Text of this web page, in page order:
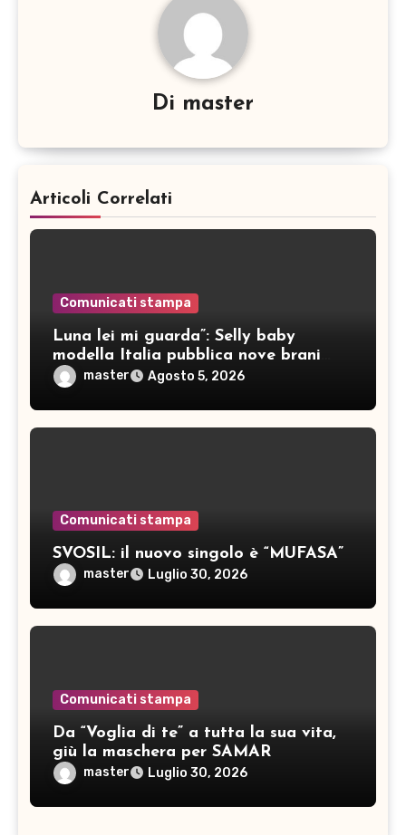
Di master
Articoli Correlati
Comunicati stampa
Luna lei mi guarda”: Selly baby
modella Italia pubblica nove brani
ineditimaster Agosto 5, 2026
Comunicati stampa
SVOSIL: il nuovo singolo è “MUFASA”
master Luglio 30, 2026
Comunicati stampa
Da “Voglia di te” a tutta la sua vita,
giù la maschera per SAMAR
master Luglio 30, 2026